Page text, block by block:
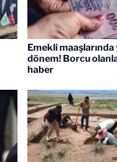
Emekli maaşlarında
dönem! Borcu
haber